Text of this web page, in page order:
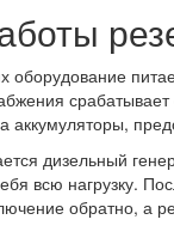
оборудование
аккумуляторы,
дизельный
всю нагрузку.
обратно, а